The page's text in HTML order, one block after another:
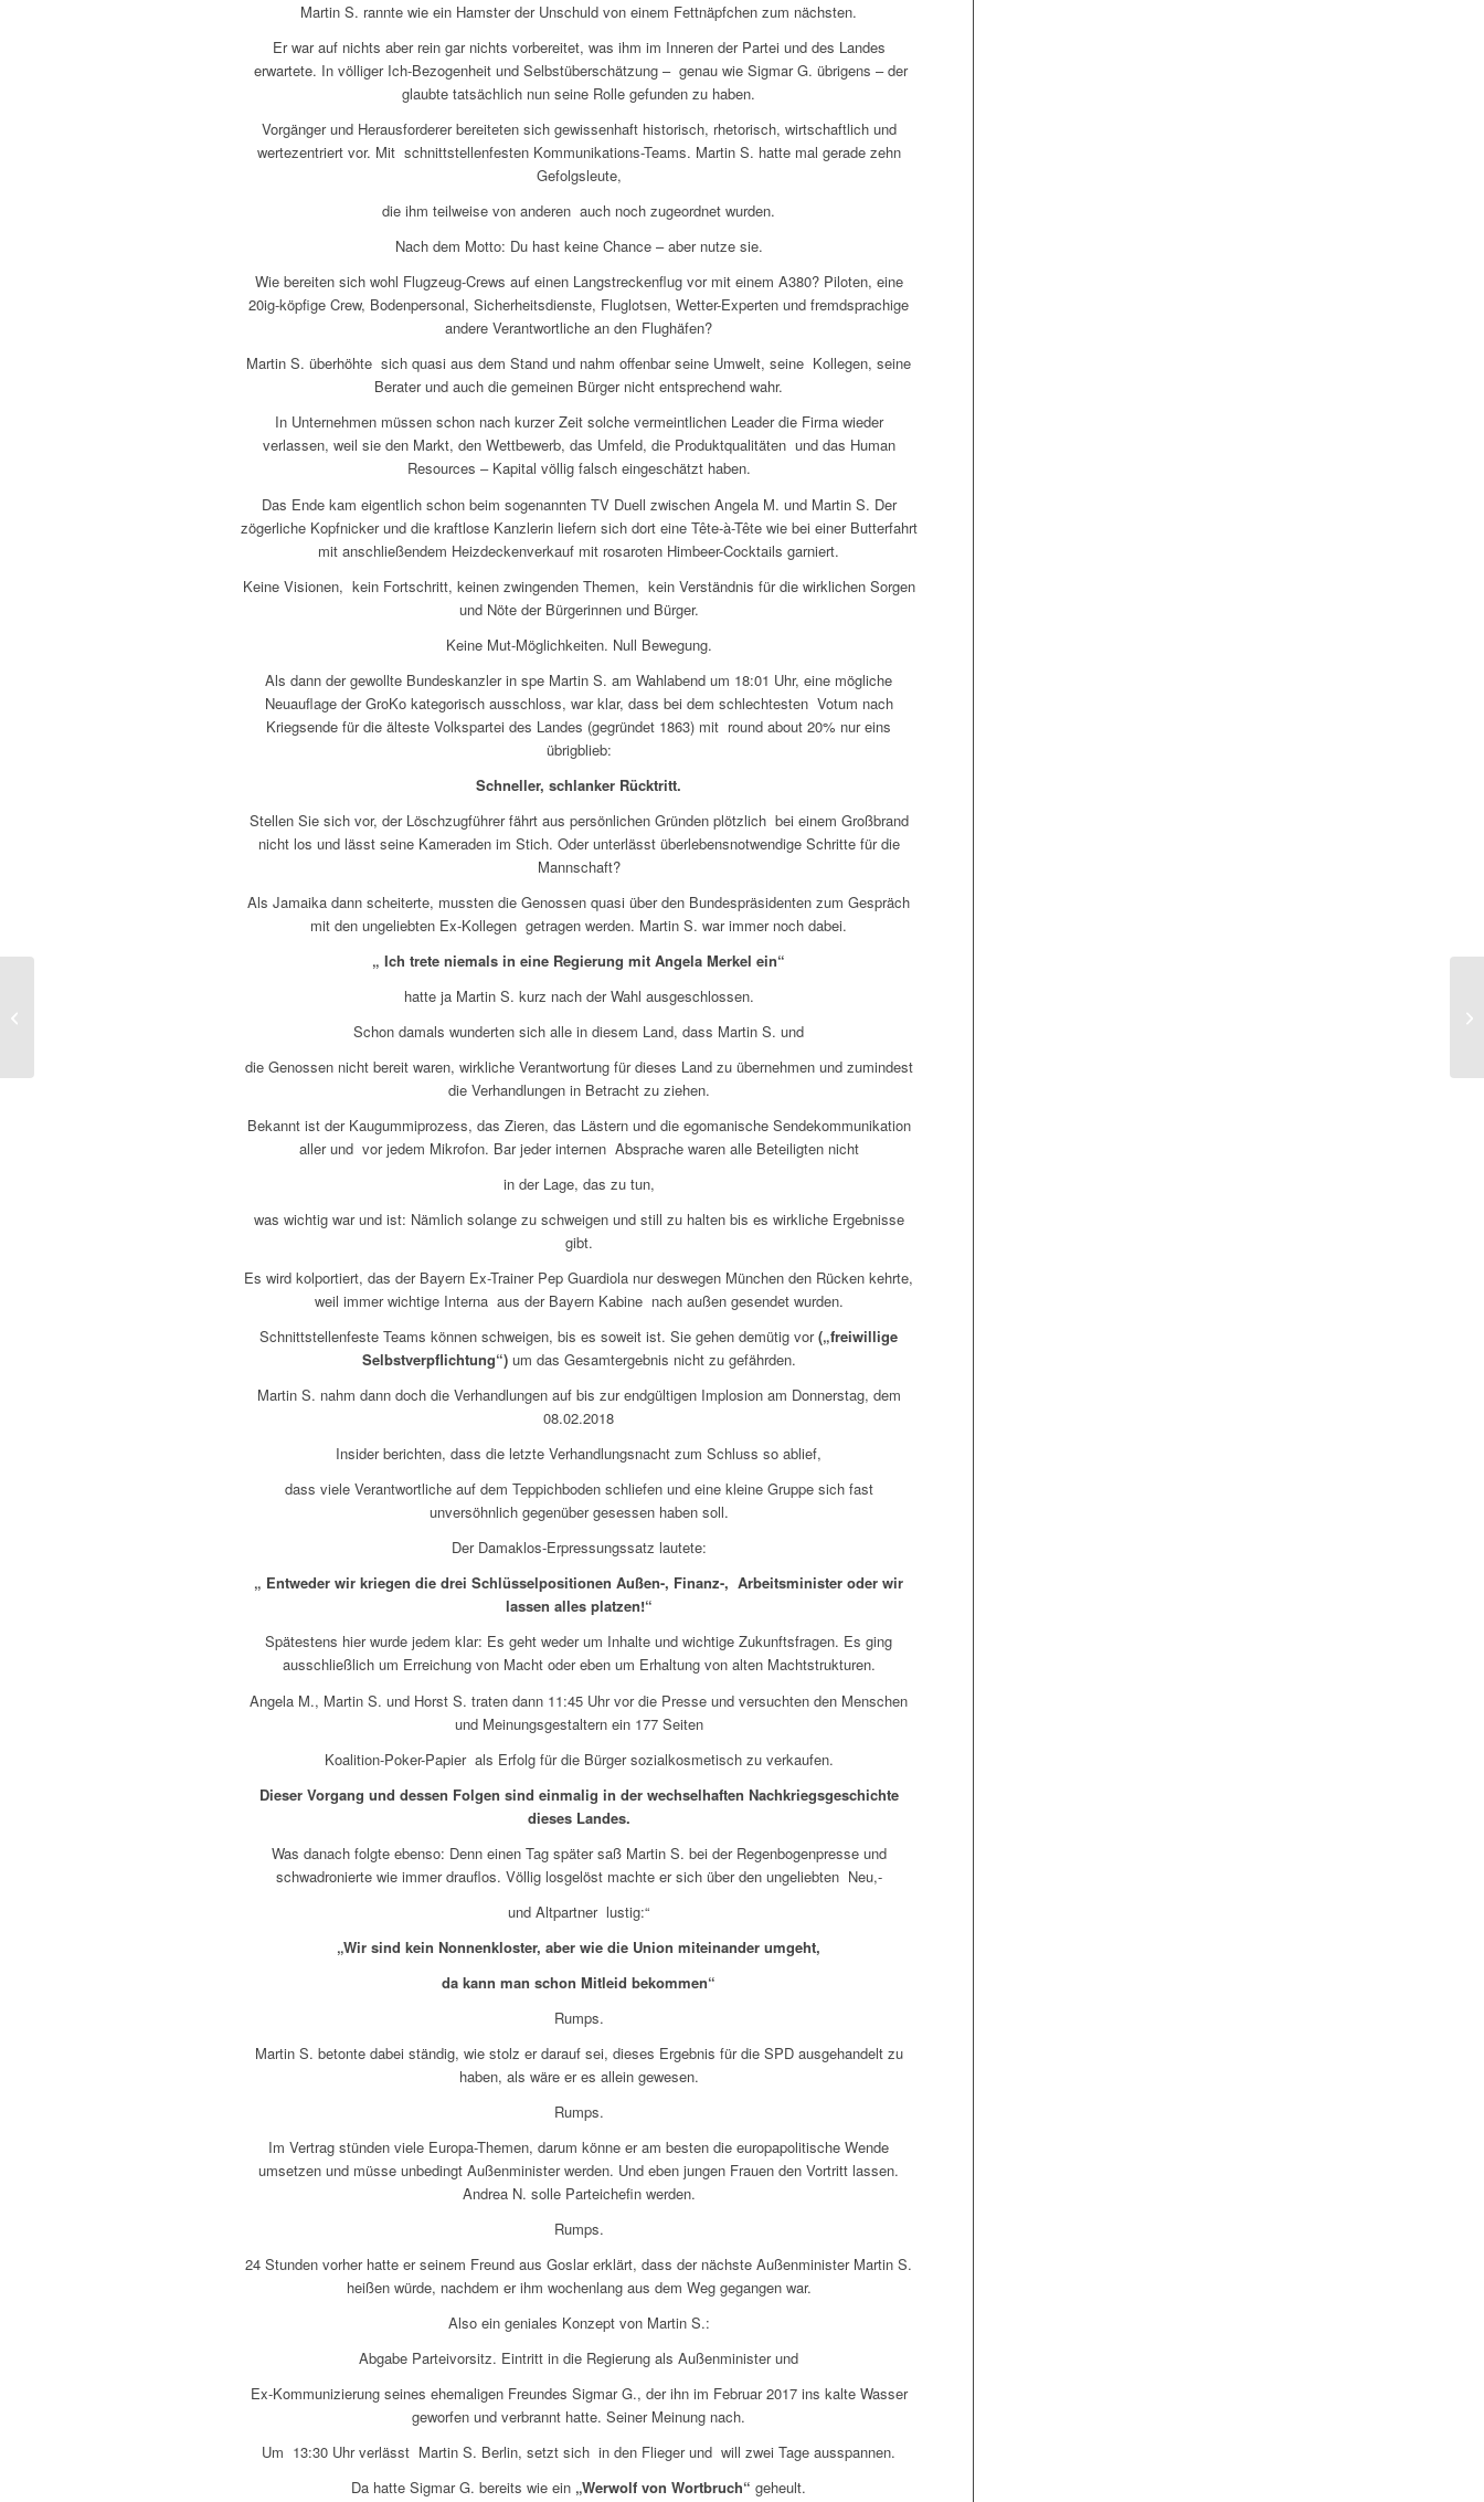
Martin S. rannte wie ein Hamster der Unschuld von einem Fettnäpfchen zum nächsten.
Er war auf nichts aber rein gar nichts vorbereitet, was ihm im Inneren der Partei und des Landes
erwartete. In völliger Ich-Bezogenheit und Selbstüberschätzung – genau wie Sigmar G. übrigens – der
glaubte tatsächlich nun seine Rolle gefunden zu haben.
Vorgänger und Herausforderer bereiteten sich gewissenhaft historisch, rhetorisch, wirtschaftlich und
wertezentriert vor. Mit schnittstellenfesten Kommunikations-Teams. Martin S. hatte mal gerade zehn
Gefolgsleute,
die ihm teilweise von anderen auch noch zugeordnet wurden.
Nach dem Motto: Du hast keine Chance – aber nutze sie.
Wie bereiten sich wohl Flugzeug-Crews auf einen Langstreckenflug vor mit einem A380? Piloten, eine
20ig-köpfige Crew, Bodenpersonal, Sicherheitsdienste, Fluglotsen, Wetter-Experten und fremdsprachige
andere Verantwortliche an den Flughäfen?
Martin S. überhöhte sich quasi aus dem Stand und nahm offenbar seine Umwelt, seine Kollegen, seine
Berater und auch die gemeinen Bürger nicht entsprechend wahr.
In Unternehmen müssen schon nach kurzer Zeit solche vermeintlichen Leader die Firma wieder
verlassen, weil sie den Markt, den Wettbewerb, das Umfeld, die Produktqualitäten und das Human
Resources – Kapital völlig falsch eingeschätzt haben.
Das Ende kam eigentlich schon beim sogenannten TV Duell zwischen Angela M. und Martin S. Der
zögerliche Kopfnicker und die kraftlose Kanzlerin liefern sich dort eine Tête-à-Tête wie bei einer Butterfahrt
mit anschließendem Heizdeckenverkauf mit rosaroten Himbeer-Cocktails garniert.
Keine Visionen, kein Fortschritt, keinen zwingenden Themen, kein Verständnis für die wirklichen Sorgen
und Nöte der Bürgerinnen und Bürger.
Keine Mut-Möglichkeiten. Null Bewegung.
Als dann der gewollte Bundeskanzler in spe Martin S. am Wahlabend um 18:01 Uhr, eine mögliche
Neuauflage der GroKo kategorisch ausschloss, war klar, dass bei dem schlechtesten Votum nach
Kriegsende für die älteste Volkspartei des Landes (gegründet 1863) mit round about 20% nur eins
übrigblieb:
Schneller, schlanker Rücktritt.
Stellen Sie sich vor, der Löschzugführer fährt aus persönlichen Gründen plötzlich bei einem Großbrand
nicht los und lässt seine Kameraden im Stich. Oder unterlässt überlebensnotwendige Schritte für die
Mannschaft?
Als Jamaika dann scheiterte, mussten die Genossen quasi über den Bundespräsidenten zum Gespräch
mit den ungeliebten Ex-Kollegen getragen werden. Martin S. war immer noch dabei.
„ Ich trete niemals in eine Regierung mit Angela Merkel ein“
hatte ja Martin S. kurz nach der Wahl ausgeschlossen.
Schon damals wunderten sich alle in diesem Land, dass Martin S. und
die Genossen nicht bereit waren, wirkliche Verantwortung für dieses Land zu übernehmen und zumindest
die Verhandlungen in Betracht zu ziehen.
Bekannt ist der Kaugummiprozess, das Zieren, das Lästern und die egomanische Sendekommunikation
aller und vor jedem Mikrofon. Bar jeder internen Absprache waren alle Beteiligten nicht
in der Lage, das zu tun,
was wichtig war und ist: Nämlich solange zu schweigen und still zu halten bis es wirkliche Ergebnisse
gibt.
Es wird kolportiert, das der Bayern Ex-Trainer Pep Guardiola nur deswegen München den Rücken kehrte,
weil immer wichtige Interna aus der Bayern Kabine nach außen gesendet wurden.
Schnittstellenfeste Teams können schweigen, bis es soweit ist. Sie gehen demütig vor(„freiwillige
Selbstverpflichtung“)um das Gesamtergebnis nicht zu gefährden.
Martin S. nahm dann doch die Verhandlungen auf bis zur endgültigen Implosion am Donnerstag, dem
08.02.2018
Insider berichten, dass die letzte Verhandlungsnacht zum Schluss so ablief,
dass viele Verantwortliche auf dem Teppichboden schliefen und eine kleine Gruppe sich fast
unversöhnlich gegenüber gesessen haben soll.
Der Damaklos-Erpressungssatz lautete:
„ Entweder wir kriegen die drei Schlüsselpositionen Außen-, Finanz-, Arbeitsminister oder wir
lassen alles platzen!“
Spätestens hier wurde jedem klar: Es geht weder um Inhalte und wichtige Zukunftsfragen. Es ging
ausschließlich um Erreichung von Macht oder eben um Erhaltung von alten Machtstrukturen.
Angela M., Martin S. und Horst S. traten dann 11:45 Uhr vor die Presse und versuchten den Menschen
und Meinungsgestaltern ein 177 Seiten
Koalition-Poker-Papier als Erfolg für die Bürger sozialkosmetisch zu verkaufen.
Dieser Vorgang und dessen Folgen sind einmalig in der wechselhaften Nachkriegsgeschichte
dieses Landes.
Was danach folgte ebenso: Denn einen Tag später saß Martin S. bei der Regenbogenpresse und
schwadronierte wie immer drauflos. Völlig losgelöst machte er sich über den ungeliebten Neu,-
und Altpartner lustig:“
„Wir sind kein Nonnenkloster, aber wie die Union miteinander umgeht,
da kann man schon Mitleid bekommen“
Rumps.
Martin S. betonte dabei ständig, wie stolz er darauf sei, dieses Ergebnis für die SPD ausgehandelt zu
haben, als wäre er es allein gewesen.
Rumps.
Im Vertrag stünden viele Europa-Themen, darum könne er am besten die europapolitische Wende
umsetzen und müsse unbedingt Außenminister werden. Und eben jungen Frauen den Vortritt lassen.
Andrea N. solle Parteichefin werden.
Rumps.
24 Stunden vorher hatte er seinem Freund aus Goslar erklärt, dass der nächste Außenminister Martin S.
heißen würde, nachdem er ihm wochenlang aus dem Weg gegangen war.
Also ein geniales Konzept von Martin S.:
Abgabe Parteivorsitz. Eintritt in die Regierung als Außenminister und
Ex-Kommunizierung seines ehemaligen Freundes Sigmar G., der ihn im Februar 2017 ins kalte Wasser
geworfen und verbrannt hatte. Seiner Meinung nach.
Um 13:30 Uhr verlässt Martin S. Berlin, setzt sich in den Flieger und will zwei Tage ausspannen.
Da hatte Sigmar G. bereits wie ein „Werwolf von Wortbruch“ geheult.